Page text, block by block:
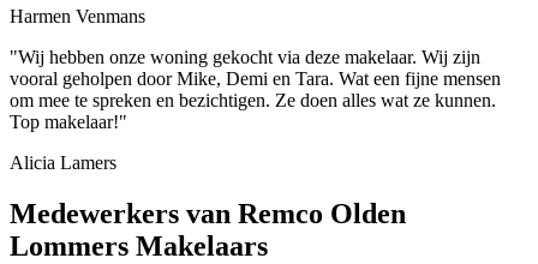
Harmen Venmans
"Wij hebben onze woning gekocht via deze makelaar. Wij zijn
vooral geholpen door Mike, Demi en Tara. Wat een fijne mensen
om mee te spreken en bezichtigen. Ze doen alles wat ze kunnen.
Top makelaar!"
Alicia Lamers
Medewerkers van Remco Olden
Lommers Makelaars